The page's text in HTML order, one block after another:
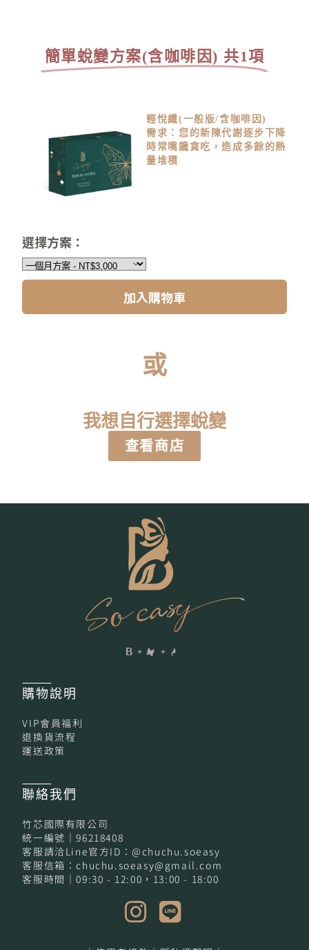
簡單蛻變方案(含咖啡因) 共1項
輕悅纖(一般版/含咖啡因)
需求：您的新陳代謝逐步下降
時常嘴饞貪吃，造成多餘的熱
量堆積
選擇方案：
加入購物車
或
我想自行選擇蛻變
查看商店
購物說明
VIP會員福利
退換貨流程
運送政策
聯絡我們
竹芯國際有限公司
統一編號｜96218408
客服請洽Line官方ID：@chuchu.soeasy
客服信箱：chuchu.soeasy@gmail.com
客服時間｜09:30 - 12:00，13:00 - 18:00